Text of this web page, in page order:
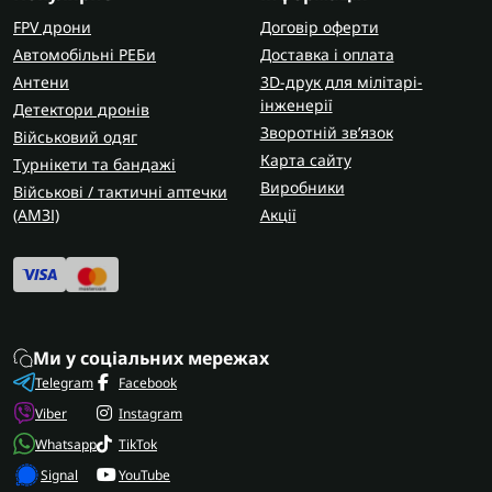
максимального рівня захисту та надійності.
На сайті Flash Army ви знайдете сучасне
екіпірування для фронту — перевірене в
реальних бойових умовах.
FPV дрони
Автомобільні РЕБи
Антени
Детектори дронів
Військовий одяг
Турнікети та бандажі
Військові / тактичні аптечки
(AMЗІ)
Договір оферти
Доставка і оплата
3D-друк для мілітарі-
інженерії
Зворотній зв’язок
Карта сайту
Виробники
Акції
Ми у соціальних мережах
Telegram
Viber
Whatsapp
Signal
Facebook
Instagram
TikTok
YouTube